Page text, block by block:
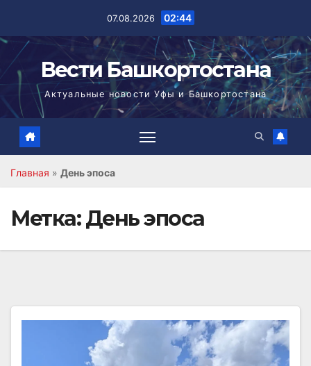
07.08.2026 02:44
Вести Башкортостана
Актуальные новости Уфы и Башкортостана
Главная » День эпоса
Метка:День эпоса